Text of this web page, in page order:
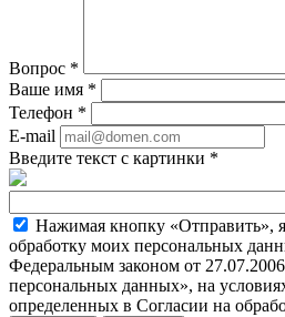
Вопрос *
Ваше имя *
Телефон *
E-mail
Введите текст с картинки *
Нажимая кнопку «Отправить»,
обработку моих персональных
Федеральным законом от
персональных данных», на
определенных в Согласии на